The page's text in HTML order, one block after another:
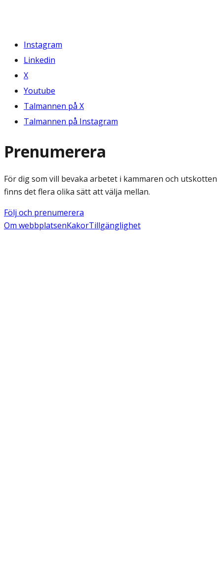
Instagram
Linkedin
X
Youtube
Talmannen på X
Talmannen på Instagram
Prenumerera
För dig som vill bevaka arbetet i kammaren och utskotten
finns det flera olika sätt att välja mellan.
Följ och prenumerera
Om webbplatsenKakorTillgänglighet